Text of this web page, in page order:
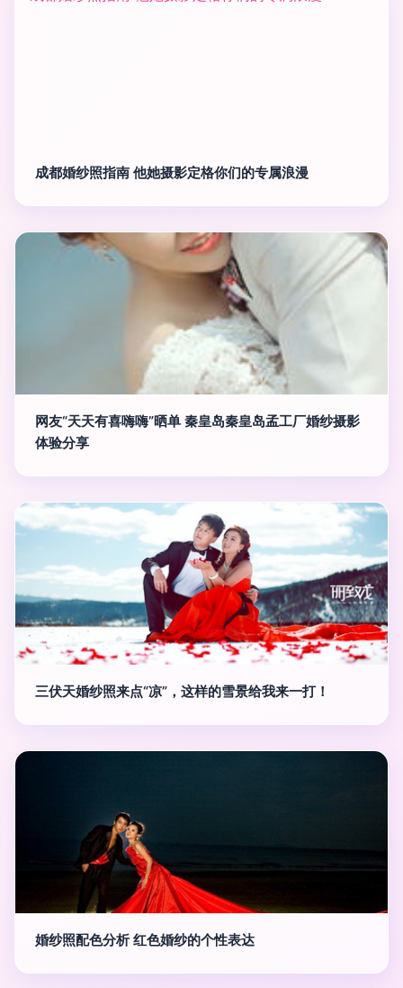
成都婚纱照指南 他她摄影定格你们的专属浪漫
网友“天天有喜嗨嗨”晒单 秦皇岛秦皇岛孟工厂婚纱摄影
体验分享
三伏天婚纱照来点“凉”，这样的雪景给我来一打！
婚纱照配色分析 红色婚纱的个性表达